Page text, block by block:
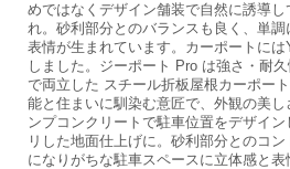
めではなくデザイン舗装で自然に誘導
れ。砂利部分とのバランスも良く、単
表情が生まれています。カーポートに
しました。ジーポート Pro は強さ・耐
で両立した スチール折板屋根カーポー
能と住まいに馴染む意匠で、外観の美
ンプコンクリートで駐車位置をデザイ
リした地面仕上げに。砂利部分とのコ
になりがちな駐車スペースに立体感と